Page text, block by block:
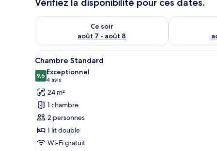
Ce soir
août 7 - août 8
Vérifier la disponibilité pour ce soir août 7 - août 8
Vérifier la
Afficher
toutes
les
photos
pour
ce
type
de
chambre :
Un bâtiment à deux étages,
5
Chambre Standard
9,69,6 sur 10
Exceptionnel
4 avis
(4 avis)
24 m²
1 chambre
2 personnes
1 lit double
Wi-Fi gratuit